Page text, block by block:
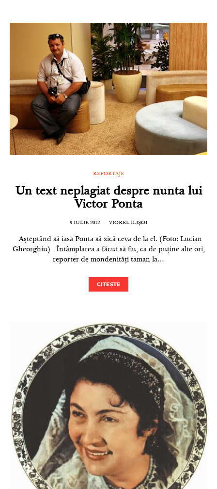
REPORTAJE
Un text neplagiat despre nunta lui
Victor Ponta
9 IULIE 2012 VIOREL ILIȘOI
Așteptând să iasă Ponta să zică ceva de la el. (Foto: Lucian
Gheorghiu) Întâmplarea a făcut să fiu, ca de puține alte ori,
reporter de mondenități taman la…
CITEȘTE